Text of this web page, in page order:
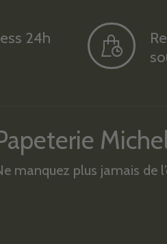
24h
manquez plus jamais de